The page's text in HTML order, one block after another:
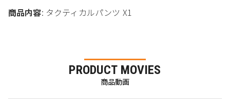
商品内容: タクティカルパンツ X1
PRODUCT MOVIES
商品動画